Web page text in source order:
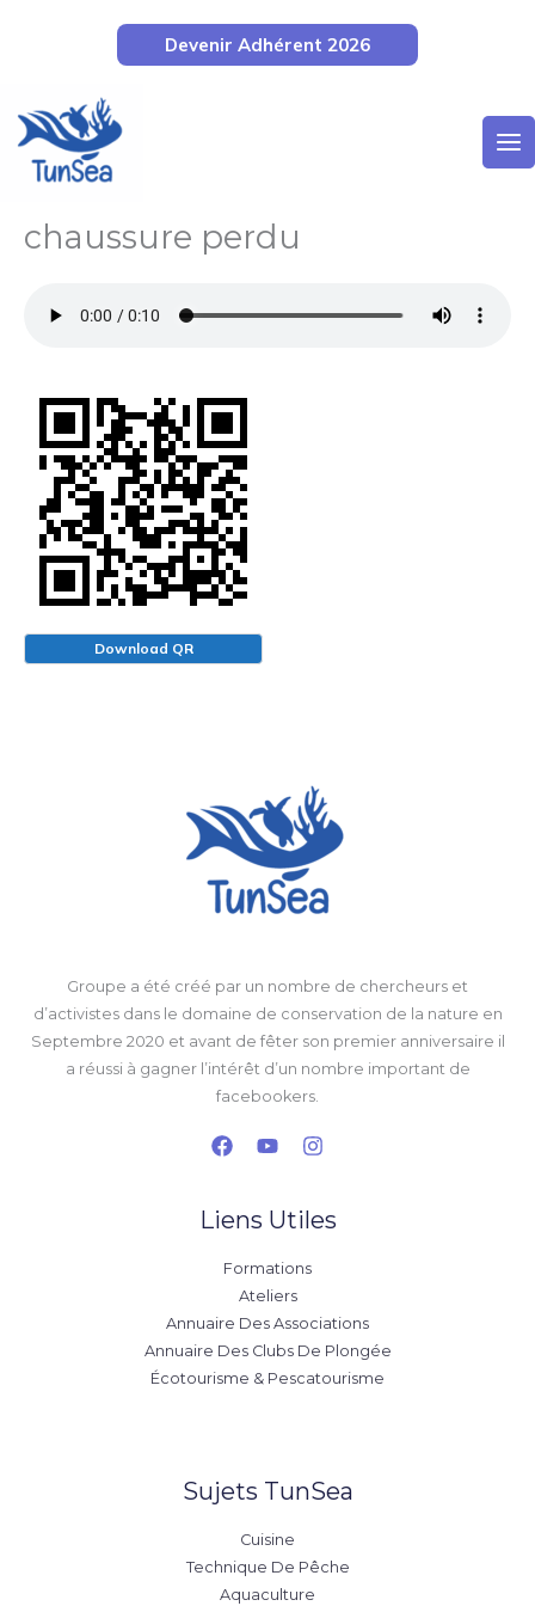
Devenir Adhérent 2026
chaussure perdu
Download QR
Groupe a été créé par un nombre de chercheurs et
d’activistes dans le domaine de conservation de la nature en
Septembre 2020 et avant de fêter son premier anniversaire il
a réussi à gagner l’intérêt d’un nombre important de
facebookers.
Liens Utiles
Formations
Ateliers
Annuaire Des Associations
Annuaire Des Clubs De Plongée
Écotourisme & Pescatourisme
Sujets TunSea
Cuisine
Technique De Pêche
Aquaculture